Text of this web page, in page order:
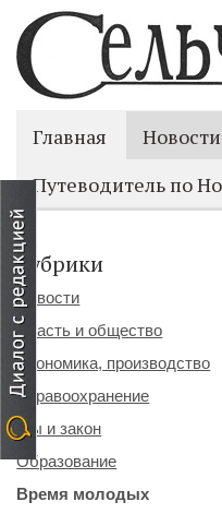
Главная
Путеводитель по
Рубрики
Новости
Власть и общество
Экономика, производство
Здравоохранение
Мы и закон
Образование
Время молодых